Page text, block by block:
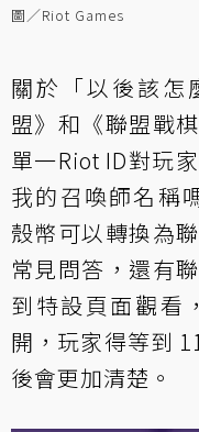
圖／Riot Games
關於「以後該怎
盟》和《聯盟戰
單一Riot ID對玩
我的召喚師名稱
殼幣可以轉換為
常見問答，還有
到特設頁面觀看
開，玩家得等到
後會更加清楚。